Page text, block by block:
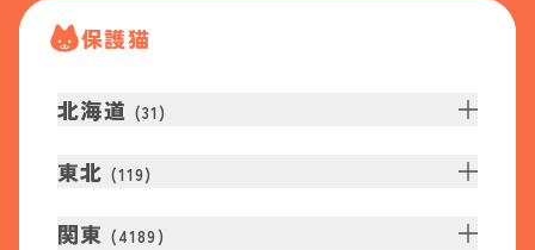
保護猫
北海道 (31 )
東北 (119)
関東 (4189 )